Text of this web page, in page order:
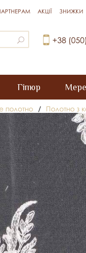
АКЦІЇ ЗНИЖКИ
+38
Гіпюр
полотно / Полотно з